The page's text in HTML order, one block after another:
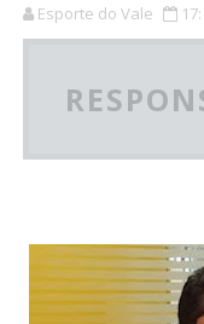
Esporte do Vale